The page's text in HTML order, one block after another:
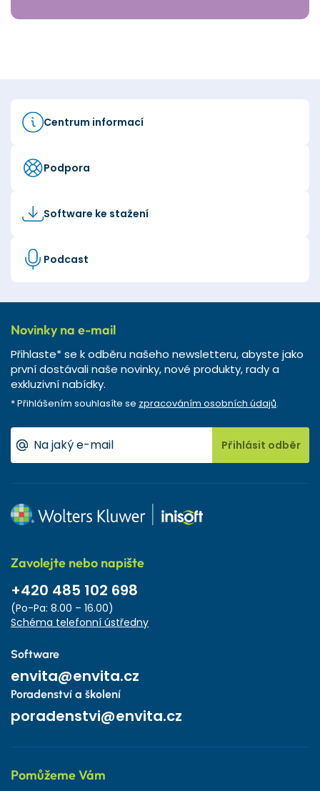
Centrum informací
Podpora
Software ke stažení
Podcast
Novinky na e-mail
Přihlaste* se k odběru našeho newsletteru, abyste jako
první dostávali naše novinky, nové produkty, rady a
exkluzivní nabídky.
* Přihlášením souhlasíte se zpracováním osobních údajů.
Přihlásit odběr
Zavolejte nebo napište
+420 485 102 698
(Po-Pa: 8.00 – 16.00)
Schéma telefonní ústředny
Software
envita@envita.cz
Poradenství a školení
poradenstvi@envita.cz
Pomůžeme Vám